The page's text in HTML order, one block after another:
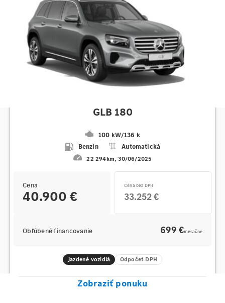
GLB 180
100 kW/136 k
Benzín
Automatická
22 294km 30/06/2025
Cena
40.900 €
Cena bez DPH
33.252 €
Obľúbené financovanie 699 €mesačne
Jazdené vozidlá Odpočet DPH
Zobraziť ponuku